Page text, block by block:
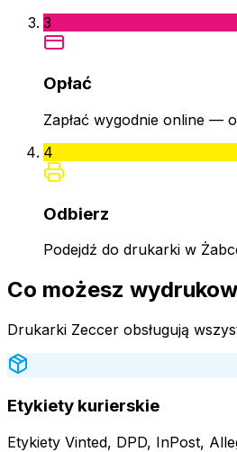
3
Opłać
Zapłać wygodnie online —
4
Odbierz
Podejdź do drukarki w
Co możesz
Drukarki Zeccer obsługują
Etykiety kurierskie
Etykiety Vinted, DPD, InPost,